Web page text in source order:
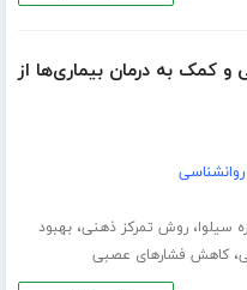
و کمک به درمان بیماری‌ها از
سیلوا،روش تمرکز ذهنی،بهبود
،کاهش فشارهای عصبی